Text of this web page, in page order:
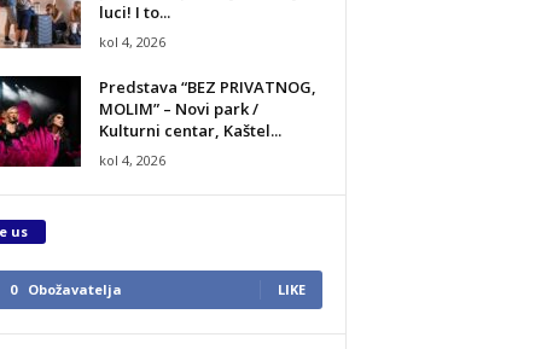
luci! I to...
kol 4, 2026
Predstava “BEZ PRIVATNOG,
MOLIM” – Novi park /
Kulturni centar, Kaštel...
kol 4, 2026
us
0 Obožavatelja LIKE